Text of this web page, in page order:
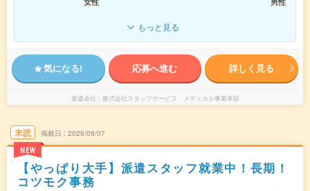
もっと見る
気になる! 応募へ進む 詳しく見る
派遣会社 株式会社スタッフサービス メディカル事業本部
未読
NEW
掲載日 2026/08/07
【やっぱり大手】派遣スタッフ就業中！長期！
コツモク事務